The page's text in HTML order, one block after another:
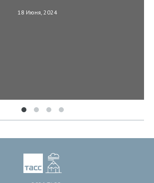
18 Июня, 2024